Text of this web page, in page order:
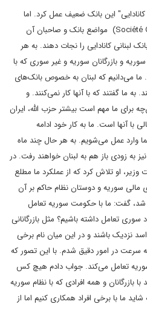
این بانک ضعیف عمل کرد. اما
(Société مواضع بانک و صاحبان آن
لبنانی کانادایی را نجات دهند. به هر
و بازرگانان سوریه و غیر سوری که با
می‌دانیم که لبنان به خصوص بانک‌های
به ما گفتند که با آنها کار نمی‌کنند. و
برای ما مهم است بیشتر حزب الله، ایران
با آنها است. ما به کار خود ادامه
وارد عمل می‌شویم. به هر حال چند ماه
به زودی باز هم به لبنان خواهند رفت. در
او تلاش کرد که از عملکرد ما مطلع
مالی سوریه و دوستان نظام حاکم بر آن
گفت: ما با حکومت سوریه تعامل
سوری تعامل داشته باشیم؟ مثل بازرگانانی
نزدیک باشند و در این میان نام برخی
در امور دقیق شدم. با این تصور که
تعامل می‌کند. جواب دادم هیچ کس
و همه افرادی که با نظام سوریه
ما با برخی افراد همکاری کنیم اما از